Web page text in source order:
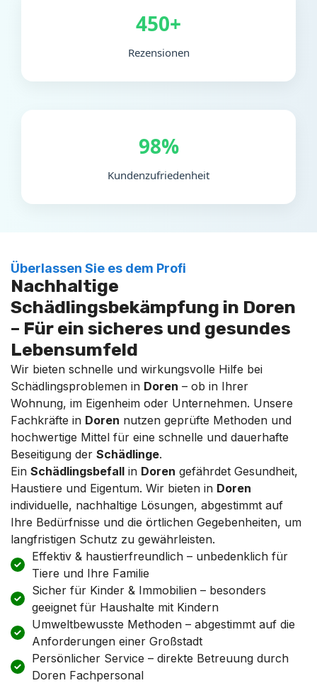
450+
Rezensionen
98%
Kundenzufriedenheit
Überlassen Sie es dem Profi
Nachhaltige
Schädlingsbekämpfung in Doren
– Für ein sicheres und gesundes
Lebensumfeld
Wir bieten schnelle und wirkungsvolle Hilfe bei
Schädlingsproblemen in Doren – ob in Ihrer
Wohnung, im Eigenheim oder Unternehmen. Unsere
Fachkräfte in Doren nutzen geprüfte Methoden und
hochwertige Mittel für eine schnelle und dauerhafte
Beseitigung der Schädlinge.
Ein Schädlingsbefall in Doren gefährdet Gesundheit,
Haustiere und Eigentum. Wir bieten in Doren
individuelle, nachhaltige Lösungen, abgestimmt auf
Ihre Bedürfnisse und die örtlichen Gegebenheiten, um
langfristigen Schutz zu gewährleisten.
Effektiv & haustierfreundlich – unbedenklich für
Tiere und Ihre Familie
Sicher für Kinder & Immobilien – besonders
geeignet für Haushalte mit Kindern
Umweltbewusste Methoden – abgestimmt auf die
Anforderungen einer Großstadt
Persönlicher Service – direkte Betreuung durch
Doren Fachpersonal